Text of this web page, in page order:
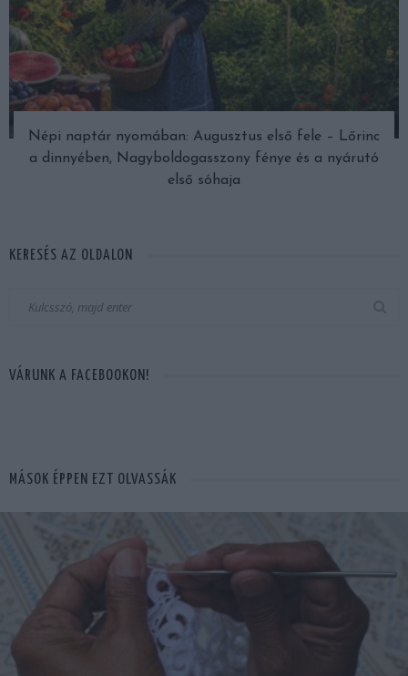
Népi naptár nyomában: Augusztus első fele – Lőrinc
a dinnyében, Nagyboldogasszony fénye és a nyárutó
első sóhaja
KERESÉS AZ OLDALON
VÁRUNK A FACEBOOKON!
MÁSOK ÉPPEN EZT OLVASSÁK